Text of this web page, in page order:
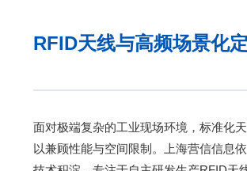
RFID天线与高频场景化
面对极端复杂的工业现场环境，标准化
以兼顾性能与空间限制。上海营信信息